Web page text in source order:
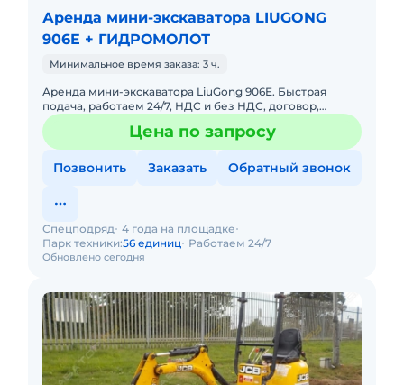
Аренда мини-экскаватора LIUGONG
906E + ГИДРОМОЛОТ
Минимальное время заказа: 3 ч.
Аренда мини-экскаватора LiuGong 906E. Быстрая
подача, работаем 24/7, НДС и без НДС, договор,
закрывающие документы. АРЕНДА МИНИ-
ЭКСКАВАТОРА LIUGONG 906EПредост
Цена по запросу
Позвонить Заказать Обратный звонок
Обновлено сегодня
Спецподряд 4 года на площадке
Парк техники:56 единиц Работаем 24/7